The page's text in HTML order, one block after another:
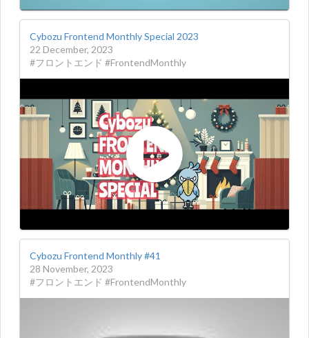
Cybozu Frontend Monthly Special 2023
22 December, 2023
#フロントエンド #FrontendMonthly
Cybozu Frontend Monthly #41
28 November, 2023
#フロントエンド #FrontendMonthly